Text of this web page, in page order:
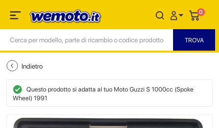
0
Indietro
Questo prodotto si adatta al tuo Moto Guzzi S 1000cc (Spoke
Wheel) 1991